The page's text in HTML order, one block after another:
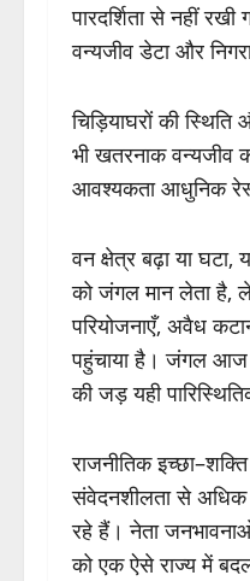
पारदर्शिता से नहीं
वन्यजीव डेटा और
चिड़ियाघरों की
भी खतरनाक वन्यजीव
आवश्यकता आधुनिक
वन क्षेत्र बढ़ा या
को जंगल मान लेता है,
परियोजनाएँ, अवैध
पहुंचाया है। जंगल आज
की जड़ यही
राजनीतिक
संवेदनशीलता से अधिक
रहे हैं। नेता
को एक ऐसे राज्य में